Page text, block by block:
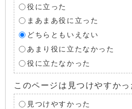
役に立った
まあまあ役に立った
どちらともいえない
あまり役に立たなかった
役に立たなかった
このページは見つけやすかっ
見つけやすかった